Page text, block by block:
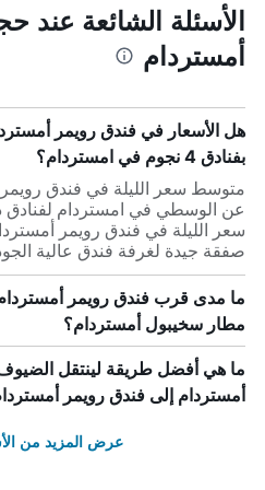
الأسئلة الشائعة عند
أمستردام
هل الأسعار في فندق رويمر
بفنادق 4 نجوم في امستردام؟
صفقة جيدة لغرفة فندق عالية
ما مدى قرب فندق رويمر
مطار سخيبول أمستردام؟
ما هي أفضل طريقة لينتقل
أمستردام إلى فندق رويمر
عرض المزيد من